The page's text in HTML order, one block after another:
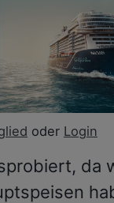
oder Login
da